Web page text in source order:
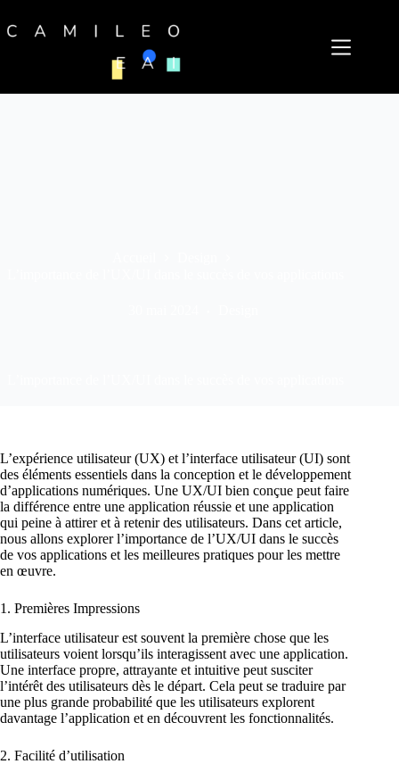
L’expérience utilisateur (UX) et l’interface utilisateur (UI) sont
des éléments essentiels dans la conception et le développement
d’applications numériques. Une UX/UI bien conçue peut faire
la différence entre une application réussie et une application
qui peine à attirer et à retenir des utilisateurs. Dans cet article,
nous allons explorer l’importance de l’UX/UI dans le succès
de vos applications et les meilleures pratiques pour les mettre
en œuvre.
1. Premières Impressions
L’interface utilisateur est souvent la première chose que les
utilisateurs voient lorsqu’ils interagissent avec une application.
Une interface propre, attrayante et intuitive peut susciter
l’intérêt des utilisateurs dès le départ. Cela peut se traduire par
une plus grande probabilité que les utilisateurs explorent
davantage l’application et en découvrent les fonctionnalités.
2. Facilité d’utilisation